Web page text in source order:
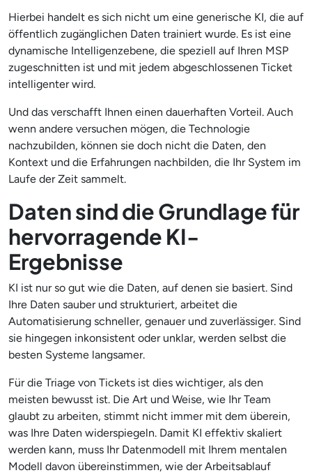
Hierbei handelt es sich nicht um eine generische KI, die auf
öffentlich zugänglichen Daten trainiert wurde. Es ist eine
dynamische Intelligenzebene, die speziell auf Ihren MSP
zugeschnitten ist und mit jedem abgeschlossenen Ticket
intelligenter wird.
Und das verschafft Ihnen einen dauerhaften Vorteil. Auch
wenn andere versuchen mögen, die Technologie
nachzubilden, können sie doch nicht die Daten, den
Kontext und die Erfahrungen nachbilden, die Ihr System im
Laufe der Zeit sammelt.
Daten sind die Grundlage für
hervorragende KI-
Ergebnisse
KI ist nur so gut wie die Daten, auf denen sie basiert. Sind
Ihre Daten sauber und strukturiert, arbeitet die
Automatisierung schneller, genauer und zuverlässiger. Sind
sie hingegen inkonsistent oder unklar, werden selbst die
besten Systeme langsamer.
Für die Triage von Tickets ist dies wichtiger, als den
meisten bewusst ist. Die Art und Weise, wie Ihr Team
glaubt zu arbeiten, stimmt nicht immer mit dem überein,
was Ihre Daten widerspiegeln. Damit KI effektiv skaliert
werden kann, muss Ihr Datenmodell mit Ihrem mentalen
Modell davon übereinstimmen, wie der Arbeitsablauf